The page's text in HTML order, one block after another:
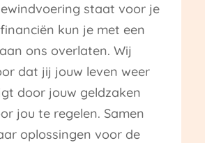
staat voor je
kun je met een
ons overlaten. Wij
dat jij jouw leven weer
door jouw geldzaken
jou te regelen. Samen
oplossingen voor de